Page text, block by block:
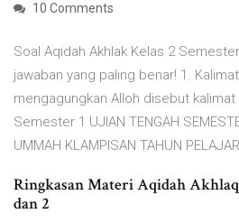
10 Comments
Soal Aqidah Akhlak Kelas 2
jawaban yang paling benar! 1.
mengagungkan Alloh disebut kalimat
Semester 1 UJIAN TENGAH
UMMAH KLAMPISAN TAHUN
Ringkasan Materi Aqidah
dan 2